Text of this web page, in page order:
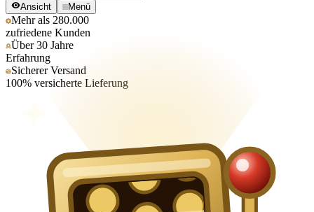
Ansicht Menü
Mehr als 280.000
zufriedene Kunden
Über 30 Jahre
Erfahrung
Sicherer Versand
100% versicherte Lieferung